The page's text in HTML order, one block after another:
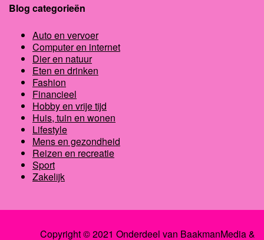
Blog categorieën
Auto en vervoer
Computer en internet
Dier en natuur
Eten en drinken
Fashion
Financieel
Hobby en vrije tijd
Huis, tuin en wonen
Lifestyle
Mens en gezondheid
Reizen en recreatie
Sport
Zakelijk
Copyright © 2021 Onderdeel van BaakmanMedia&